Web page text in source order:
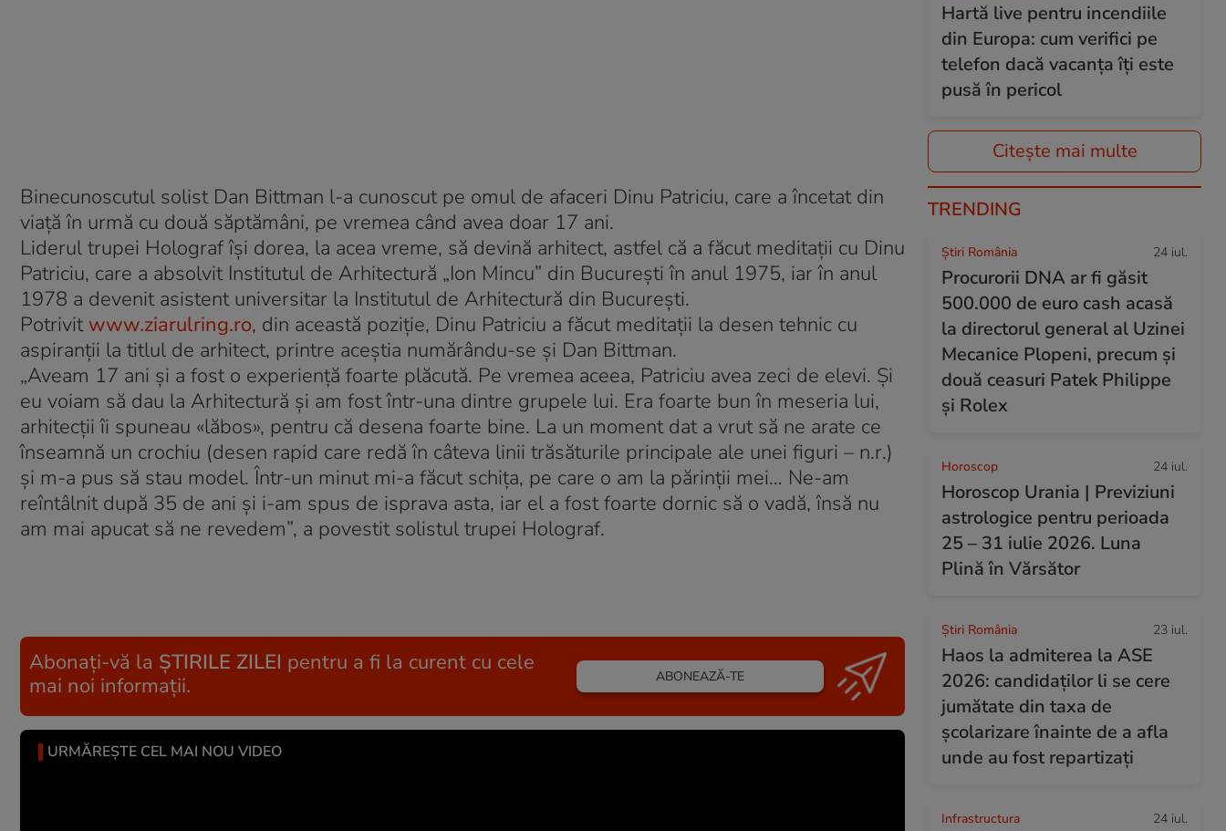
Binecunoscutul solist Dan Bittman l-a cunoscut pe omul de afaceri Dinu Patriciu, care a încetat din
viaţă în urmă cu două săptămâni, pe vremea când avea doar 17 ani.
Liderul trupei Holograf îşi dorea, la acea vreme, să devină arhitect, astfel că a făcut meditaţii cu Dinu
Patriciu, care a absolvit Institutul de Arhitectură „Ion Mincu” din Bucureşti în anul 1975, iar în anul
1978 a devenit asistent universitar la Institutul de Arhitectură din Bucureşti.
Potrivitwww.ziarulring.ro, din această poziţie, Dinu Patriciu a făcut meditaţii la desen tehnic cu
aspiranţii la titlul de arhitect, printre aceştia numărându-se şi Dan Bittman.
„Aveam 17 ani şi a fost o experienţă foarte plăcută. Pe vremea aceea, Patriciu avea zeci de elevi. Şi
eu voiam să dau la Arhitectură şi am fost într-una dintre grupele lui. Era foarte bun în meseria lui,
arhitecţii îi spuneau «lăbos», pentru că desena foarte bine. La un moment dat a vrut să ne arate ce
înseamnă un crochiu (desen rapid care redă în câteva linii trăsăturile principale ale unei figuri – n.r.)
şi m-a pus să stau model. Într-un minut mi-a făcut schiţa, pe care o am la părinţii mei… Ne-am
reîntâlnit după 35 de ani şi i-am spus de isprava asta, iar el a fost foarte dornic să o vadă, însă nu
am mai apucat să ne revedem”, a povestit solistul trupei Holograf.
Abonați-vă la ȘTIRILE ZILEI pentru a fi la curent cu cele
mai noi informații.
ABONEAZĂ-TE
URMĂREȘTE CEL MAI NOU VIDEO
Hartă live pentru incendiile
din Europa: cum verifici pe
telefon dacă vacanța îți este
pusă în pericol
Citește mai multe
TRENDING
Știri România 24 iul.
Procurorii DNA ar fi găsit
500.000 de euro cash acasă
la directorul general al Uzinei
Mecanice Plopeni, precum și
două ceasuri Patek Philippe
și Rolex
Horoscop 24 iul.
Horoscop Urania | Previziuni
astrologice pentru perioada
25 – 31 iulie 2026. Luna
Plină în Vărsător
Știri România 23 iul.
Haos la admiterea la ASE
2026: candidaților li se cere
jumătate din taxa de
școlarizare înainte de a afla
unde au fost repartizați
Infrastructura 24 iul.